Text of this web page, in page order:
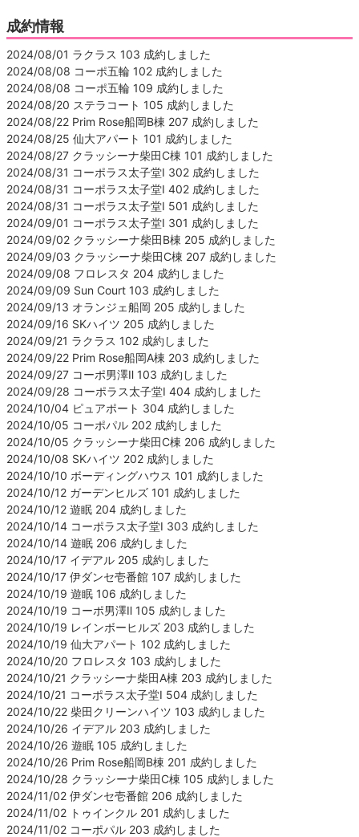
成約情報
2024/08/01 ラクラス 103 成約しました
2024/08/08 コーポ五輪 102 成約しました
2024/08/08 コーポ五輪 109 成約しました
2024/08/20 ステラコート 105 成約しました
2024/08/22 Prim Rose船岡B棟 207 成約しました
2024/08/25 仙大アパート 101 成約しました
2024/08/27 クラッシーナ柴田C棟 101 成約しました
2024/08/31 コーポラス太子堂Ⅰ 302 成約しました
2024/08/31 コーポラス太子堂Ⅰ 402 成約しました
2024/08/31 コーポラス太子堂Ⅰ 501 成約しました
2024/09/01 コーポラス太子堂Ⅰ 301 成約しました
2024/09/02 クラッシーナ柴田B棟 205 成約しました
2024/09/03 クラッシーナ柴田C棟 207 成約しました
2024/09/08 フロレスタ 204 成約しました
2024/09/09 Sun Court 103 成約しました
2024/09/13 オランジェ船岡 205 成約しました
2024/09/16 SKハイツ 205 成約しました
2024/09/21 ラクラス 102 成約しました
2024/09/22 Prim Rose船岡A棟 203 成約しました
2024/09/27 コーポ男澤Ⅱ 103 成約しました
2024/09/28 コーポラス太子堂Ⅰ 404 成約しました
2024/10/04 ピュアポート 304 成約しました
2024/10/05 コーポパル 202 成約しました
2024/10/05 クラッシーナ柴田C棟 206 成約しました
2024/10/08 SKハイツ 202 成約しました
2024/10/10 ボーディングハウス 101 成約しました
2024/10/12 ガーデンヒルズ 101 成約しました
2024/10/12 遊眠 204 成約しました
2024/10/14 コーポラス太子堂Ⅰ 303 成約しました
2024/10/14 遊眠 206 成約しました
2024/10/17 イデアル 205 成約しました
2024/10/17 伊ダンセ壱番館 107 成約しました
2024/10/19 遊眠 106 成約しました
2024/10/19 コーポ男澤Ⅱ 105 成約しました
2024/10/19 レインボーヒルズ 203 成約しました
2024/10/19 仙大アパート 102 成約しました
2024/10/20 フロレスタ 103 成約しました
2024/10/21 クラッシーナ柴田A棟 203 成約しました
2024/10/21 コーポラス太子堂Ⅰ 504 成約しました
2024/10/22 柴田クリーンハイツ 103 成約しました
2024/10/26 イデアル 203 成約しました
2024/10/26 遊眠 105 成約しました
2024/10/26 Prim Rose船岡B棟 201 成約しました
2024/10/28 クラッシーナ柴田C棟 105 成約しました
2024/11/02 伊ダンセ壱番館 206 成約しました
2024/11/02 トゥインクル 201 成約しました
2024/11/02 コーポパル 203 成約しました